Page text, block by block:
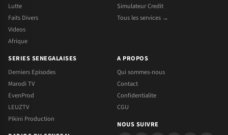
Lutte
Faits Divers
Videos
Afrique
Simulateur Credit
Tous les services →
SERIES SENEGALAISES
Derniers Episodes
Marodi TV
EvenProd
LEUZTV
Pikini Production
A PROPOS
Qui sommes-nous
Contact
Confidentialite
CGU
NOUS SUIVRE